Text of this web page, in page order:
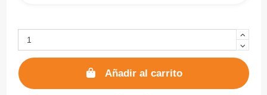
Añadir al carrito